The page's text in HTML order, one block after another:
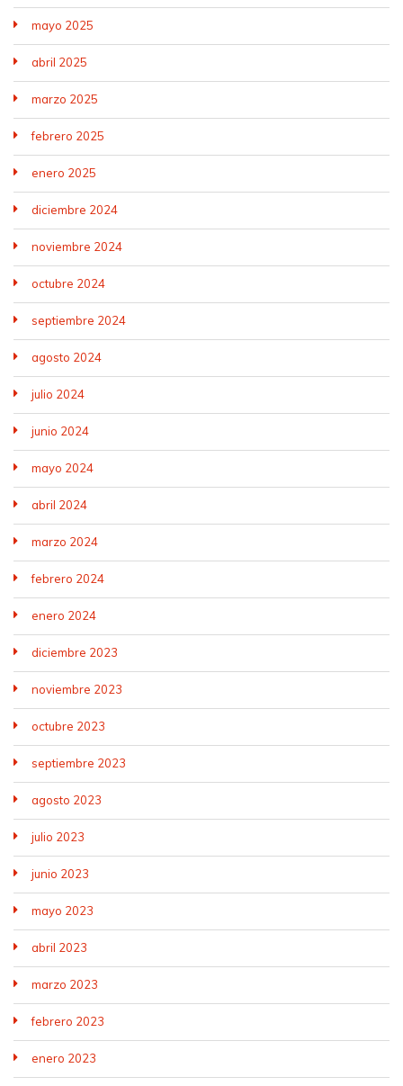
mayo 2025
abril 2025
marzo 2025
febrero 2025
enero 2025
diciembre 2024
noviembre 2024
octubre 2024
septiembre 2024
agosto 2024
julio 2024
junio 2024
mayo 2024
abril 2024
marzo 2024
febrero 2024
enero 2024
diciembre 2023
noviembre 2023
octubre 2023
septiembre 2023
agosto 2023
julio 2023
junio 2023
mayo 2023
abril 2023
marzo 2023
febrero 2023
enero 2023